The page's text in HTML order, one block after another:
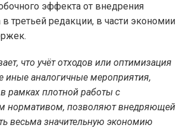
эффекта от внедрения
в третьей редакции, в части экономии
что учёт отходов или оптимизация
иные аналогичные мероприятия,
рамках плотной работы с
нормативом, позволяют внедряющей
весьма значительную экономию